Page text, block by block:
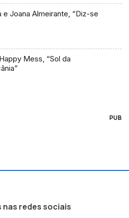
e Joana Almeirante, “Diz-se
Mess, “Sol da
PUB
nas redes sociais